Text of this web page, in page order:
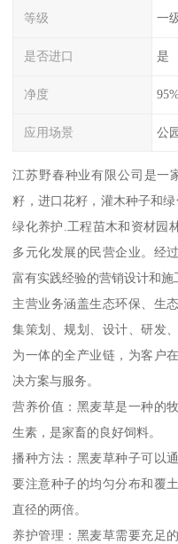
等级 一
是否进口 是
净度
应用场景 公
江苏野春种业有限公司是一
籽，进口花籽，灌木种子和
绿化养护.工程苗木和资材园
多元化发展的民营企业。经
富有实践经验的营销设计和施
主营业务涵盖生态环保、生
集策划、规划、设计、研发
为一体的全产业链，为客户
决方案与服务。
营养价值：黑麦草是一种的
生素，是家畜的良好饲料。
播种方法：黑麦草种子可以
要注意种子的均匀分布和覆
直径的两倍。
养护管理：黑麦草需要充足